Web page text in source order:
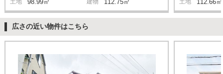
98.99㎡ 112.75㎡ 112.66㎡
広さの近い物件はこちら